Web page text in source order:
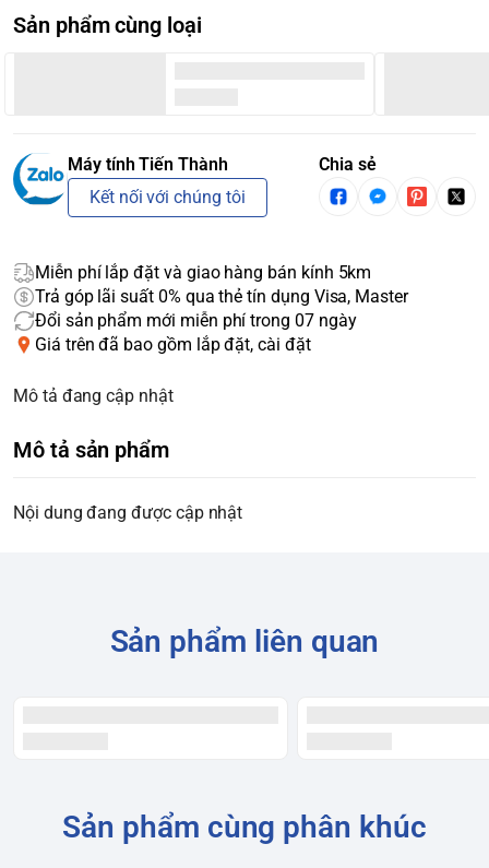
Sản phẩm cùng loại
Máy tính Tiến Thành
Kết nối với chúng tôi
Chia sẻ
Miễn phí lắp đặt và giao hàng bán kính 5km
Trả góp lãi suất 0% qua thẻ tín dụng Visa, Master
Đổi sản phẩm mới miễn phí trong 07 ngày
Giá trên đã bao gồm lắp đặt, cài đặt
Mô tả đang cập nhật
Mô tả sản phẩm
Nội dung đang được cập nhật
Sản phẩm liên quan
Sản phẩm cùng phân khúc